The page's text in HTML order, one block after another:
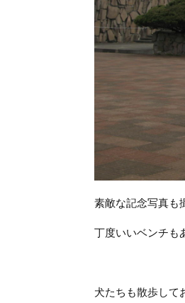
素敵な記念写真
丁度いいベンチも
犬たちも散歩し